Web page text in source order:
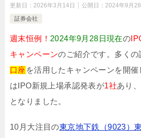
更新日： 2026年3月14日 公開日： 2024年9月28
証券会社
週末恒例！ 2024年9月28日現在の
キャンペーンのご紹介です。多くの
口座 を活用したキャンペーンを開催
はIPO新規上場承認発表が1社あり
となりました。
10月大注目の東京地下鉄（9023）